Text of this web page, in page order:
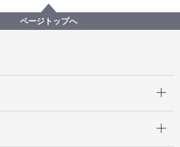
ページトップへ